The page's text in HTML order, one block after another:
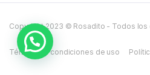
Copyright 2023 © Rosadito - Todos
Términos y condiciones de uso